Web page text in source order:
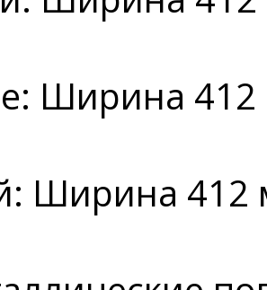
Ширина
Ширина 412